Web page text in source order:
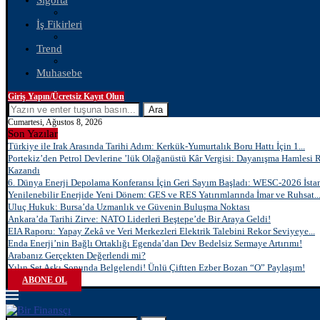
İş Fikirleri
Trend
Muhasebe
Giriş Yapın/Ücretsiz Kayıt Olun
Ara
Cumartesi, Ağustos 8, 2026
Son Yazılar
Türkiye ile Irak Arasında Tarihi Adım: Kerkük-Yumurtalık Boru Hattı İçin 1...
Portekiz’den Petrol Devlerine ’lük Olağanüstü Kâr Vergisi: Dayanışma Hamlesi
Kazandı
6. Dünya Enerji Depolama Konferansı İçin Geri Sayım Başladı: WESC-2026
Yenilenebilir Enerjide Yeni Dönem: GES ve RES Yatırımlarında İmar ve Ruhsat...
Uluç Hukuk: Bursa’da Uzmanlık ve Güvenin Buluşma Noktası
Ankara’da Tarihi Zirve: NATO Liderleri Beştepe’de Bir Araya Geldi!
EIA Raporu: Yapay Zekâ ve Veri Merkezleri Elektrik Talebini Rekor Seviyeye...
Enda Enerji’nin Bağlı Ortaklığı Egenda’dan Dev Bedelsiz Sermaye Artırımı!
Arabanız Gerçekten Değerlendi mi?
Yılın Set Aşkı Sonunda Belgelendi! Ünlü Çiftten Ezber Bozan “O” Paylaşım!
ABONE OL